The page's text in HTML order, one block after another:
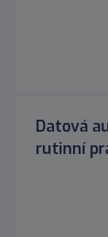
Datová
rutinní